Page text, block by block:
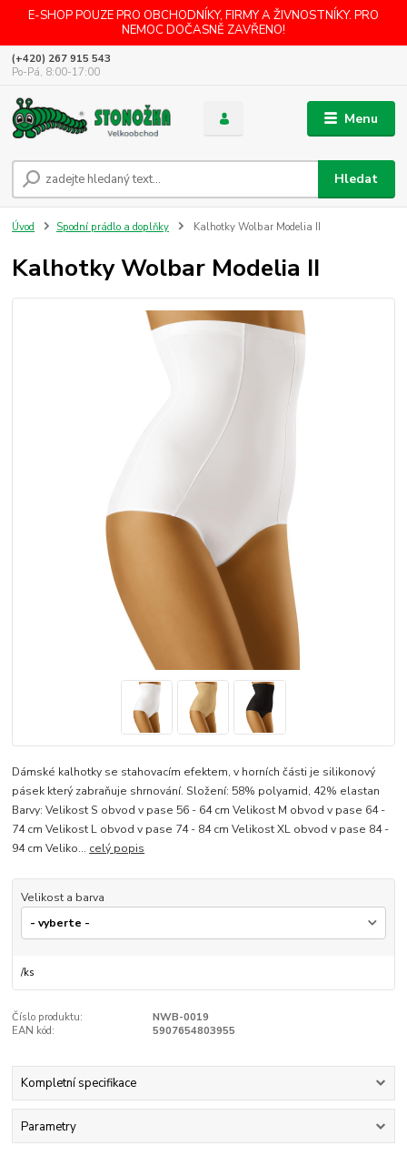
E-SHOP POUZE PRO OBCHODNÍKY, FIRMY A ŽIVNOSTNÍKY. PRO
NEMOC DOČASNĚ ZAVŘENO!
Menu
Hledat
(+420) 267 915 543
Po-Pá, 8:00-17:00
Úvod Spodní prádlo a doplňky Kalhotky Wolbar Modelia II
Kalhotky Wolbar Modelia II
Dámské kalhotky se stahovacím efektem, v horních části je silikonový
pásek který zabraňuje shrnování. Složení: 58% polyamid, 42% elastan
Barvy: Velikost S obvod v pase 56 - 64 cm Velikost M obvod v pase 64 -
74 cm Velikost L obvod v pase 74 - 84 cm Velikost XL obvod v pase 84 -
94 cm Veliko... celý popis
Velikost a barva
/ks
Číslo produktu:
NWB-0019
EAN kód:
5907654803955
Kompletní specifikace
Parametry